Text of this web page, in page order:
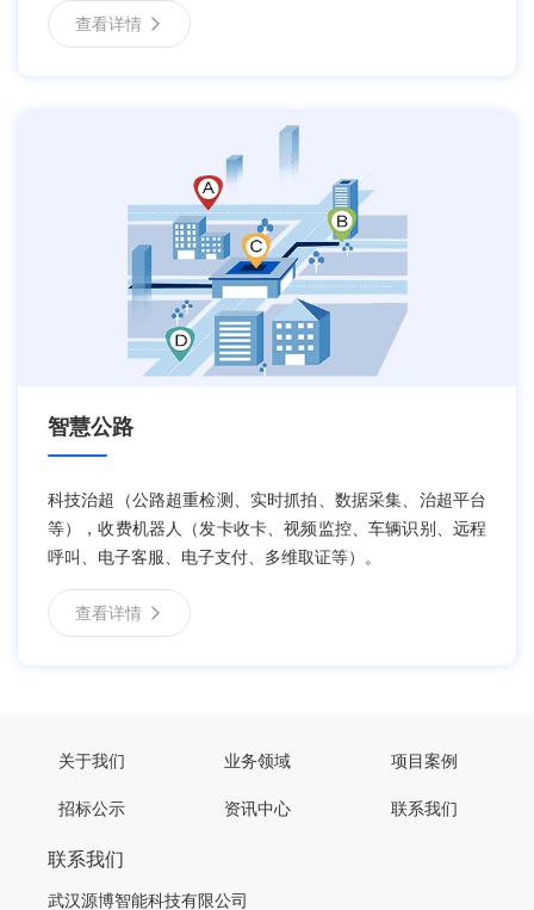
查看详情
智慧公路
科技治超（公路超重检测、实时抓拍、数据采集、治超平台
等），收费机器人（发卡收卡、视频监控、车辆识别、远程
呼叫、电子客服、电子支付、多维取证等）。
查看详情
联系我们
武汉源博智能科技有限公司
关于我们 业务领域 项目案例
招标公示 资讯中心 联系我们